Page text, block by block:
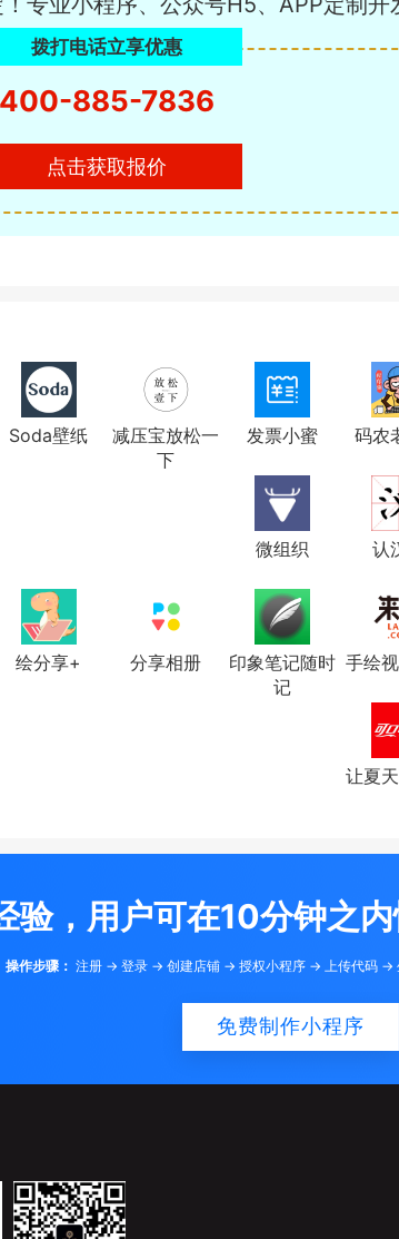
拨打电话立享优惠
400-885-7836
点击获取报价
Soda壁纸
减压宝放松一
下
发票小蜜 码农
微组织 认
绘分享+ 分享相册
印象笔记随时
记
手绘
让夏
验，用户可在10分钟之
操作步骤： 注册 -> 登录 -> 创建店铺 -> 授权小程序 -> 上传代码 -
免费制作小程序